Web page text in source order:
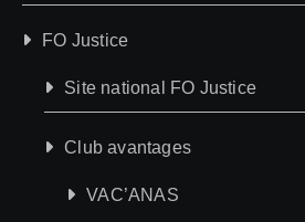
FO Justice
Site national FO Justice
Club avantages
VAC’ANAS